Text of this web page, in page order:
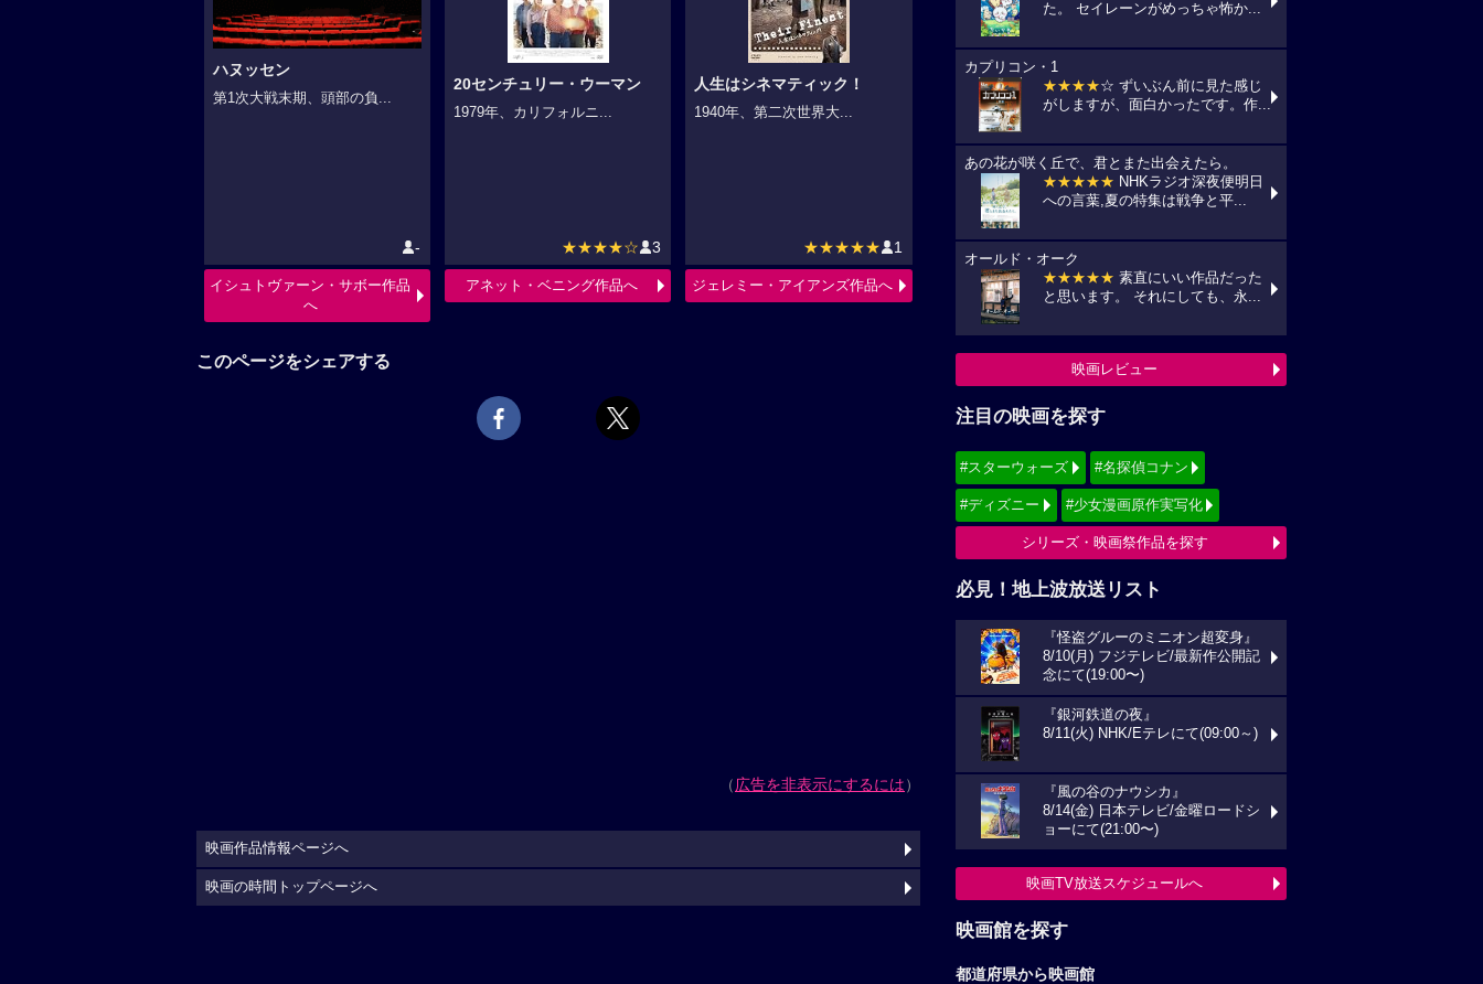
ハヌッセン
第1次大戦末期、頭部の負...
-
イシュトヴァーン・サボー作品
へ
20センチュリー・ウーマン
1979年、カリフォルニ...
★★★★☆ 3
アネット・ベニング作品へ
人生はシネマティック！
1940年、第二次世界大...
★★★★★ 1
ジェレミー・アイアンズ作品へ
このページをシェアする
（広告を非表示にするには）
た。 セイレーンがめっちゃ怖か...
カプリコン・1
★★★★☆ ずいぶん前に見た感じ
がしますが、面白かったです。作...
あの花が咲く丘で、君とまた出会えたら。
★★★★★ NHKラジオ深夜便明日
への言葉,夏の特集は戦争と平...
オールド・オーク
★★★★★ 素直にいい作品だった
と思います。 それにしても、永...
映画レビュー
注目の映画を探す
#スターウォーズ #名探偵コナン
#ディズニー #少女漫画原作実写化
シリーズ・映画祭作品を探す
必見！地上波放送リスト
『怪盗グルーのミニオン超変身』
8/10(月) フジテレビ/最新作公開記
念にて(19:00〜)
『銀河鉄道の夜』
8/11(火) NHK/Eテレにて(09:00～)
『風の谷のナウシカ』
8/14(金) 日本テレビ/金曜ロードシ
ョーにて(21:00〜)
映画TV放送スケジュールへ
映画館を探す
都道府県から映画館
映画作品情報ページへ
映画の時間トップページへ